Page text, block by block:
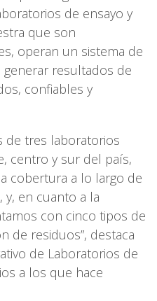
de ensayo y
que son
operan un sistema de
generar resultados de
confiables y
de tres laboratorios
centro y sur del país,
cobertura a lo largo de
en cuanto a la
con cinco tipos de
de residuos”, destaca
de Laboratorios de
a los que hace